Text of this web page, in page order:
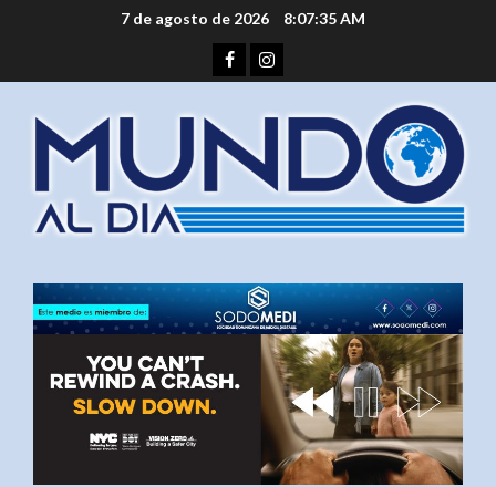
7 de agosto de 2026 8:07:36 AM
FacebookInstagram